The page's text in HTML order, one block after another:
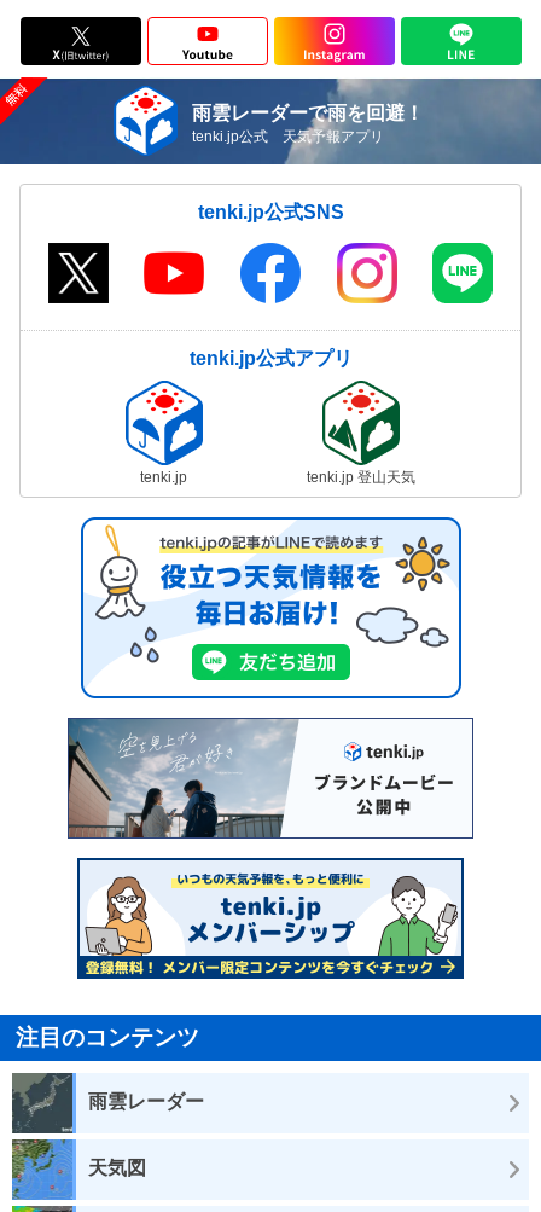
雨雲レーダーで雨を回避！
tenki.jp公式 天気予報アプリ
tenki.jp公式SNS
tenki.jp公式アプリ
tenki.jp tenki.jp 登山天気
注目のコンテンツ
雨雲レーダー
天気図